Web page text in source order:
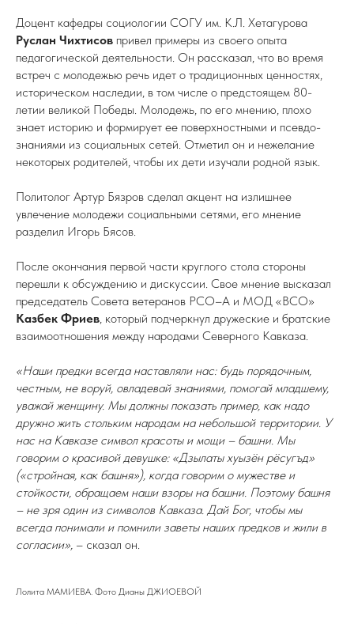
Доцент кафедры социологии СОГУ им. К.Л. Хетагурова
Руслан Чихтисов привел примеры из своего опыта
педагогической деятельности. Он рассказал, что во время
встреч с молодежью речь идет о традиционных ценностях,
историческом наследии, в том числе о предстоящем 80-
летии великой Победы. Молодежь, по его мнению, плохо
знает историю и формирует ее поверхностными и псевдо-
знаниями из социальных сетей. Отметил он и нежелание
некоторых родителей, чтобы их дети изучали родной язык.
Политолог Артур Бязров сделал акцент на излишнее
увлечение молодежи социальными сетями, его мнение
разделил Игорь Бясов.
После окончания первой части круглого стола стороны
перешли к обсуждению и дискуссии. Свое мнение высказал
председатель Совета ветеранов РСО–А и МОД «ВСО»
Казбек Фриев, который подчеркнул дружеские и братские
взаимоотношения между народами Северного Кавказа.
«Наши предки всегда наставляли нас: будь порядочным,
честным, не воруй, овладевай знаниями, помогай младшему,
уважай женщину. Мы должны показать пример, как надо
дружно жить стольким народам на небольшой территории. У
нас на Кавказе символ красоты и мощи – башни. Мы
говорим о красивой девушке: «Дзылаты хуызён рёсугъд»
(«стройная, как башня»), когда говорим о мужестве и
стойкости, обращаем наши взоры на башни. Поэтому башня
– не зря один из символов Кавказа. Дай Бог, чтобы мы
всегда понимали и помнили заветы наших предков и жили в
согласии», – сказал он.
Лолита МАМИЕВА. Фото Дианы ДЖИОЕВОЙ